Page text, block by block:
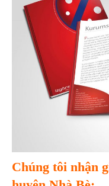
Chúng tôi nhận